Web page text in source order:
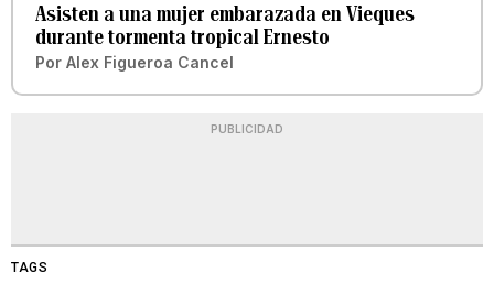
Asisten a una mujer embarazada en Vieques
durante tormenta tropical Ernesto
Por Alex Figueroa Cancel
PUBLICIDAD
TAGS